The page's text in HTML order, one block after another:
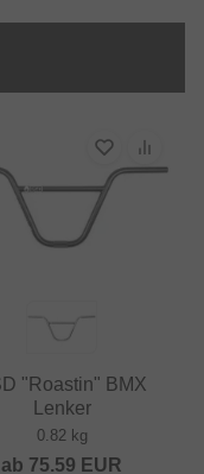
"Roastin" BMX
Lenker
0.82 kg
ab 75.59 EUR